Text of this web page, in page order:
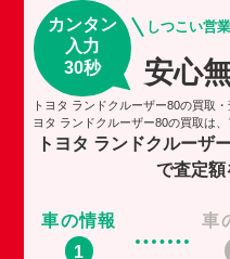
カンタン
入力
30秒
しつこい営
安心
トヨタ ランドクルーザー80の買取
ヨタ ランドクルーザー80の買取は
トヨタ ランドクルーザ
で査定額
車の情報 車